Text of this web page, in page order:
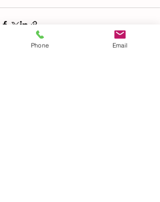
Phone Email